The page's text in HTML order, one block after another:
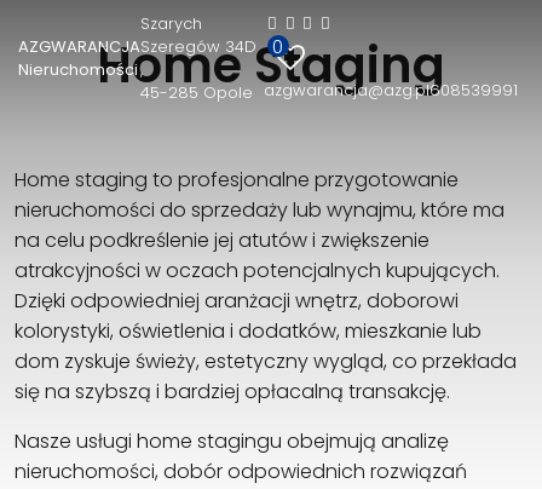
AZGWARANCJA
Nieruchomości
Szarych
Szeregów 34D
45-285 Opole
0
azgwarancja@azg.pl608539991
AZGWARANCJA Nieruchomości
Szarych Szeregów 34D
azgwarancja@azg.pl
Home Staging
Home staging to profesjonalne przygotowanie
nieruchomości do sprzedaży lub wynajmu, które ma
na celu podkreślenie jej atutów i zwiększenie
atrakcyjności w oczach potencjalnych kupujących.
Dzięki odpowiedniej aranżacji wnętrz, doborowi
kolorystyki, oświetlenia i dodatków, mieszkanie lub
dom zyskuje świeży, estetyczny wygląd, co przekłada
się na szybszą i bardziej opłacalną transakcję.
Nasze usługi home stagingu obejmują analizę
nieruchomości, dobór odpowiednich rozwiązań